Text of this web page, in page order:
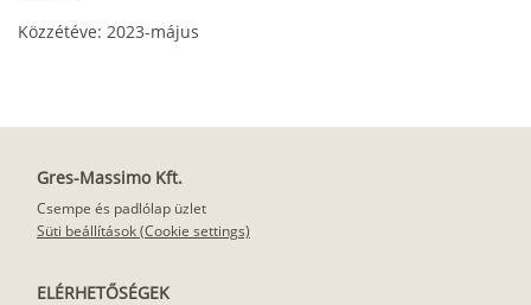
Közzétéve: 2023-május
Gres-Massimo Kft.
Csempe és padlólap üzlet
Süti beállítások (Cookie settings)
ELÉRHETŐSÉGEK